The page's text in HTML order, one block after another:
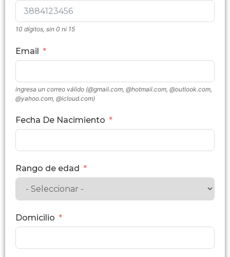
10 dígitos, sin 0 ni 15
Email
ingresa un correo válido (@gmail.com, @hotmail.com, @outlook.com,
@yahoo.com, @icloud.com)
Fecha De Nacimiento
Rango de edad
Domicilio